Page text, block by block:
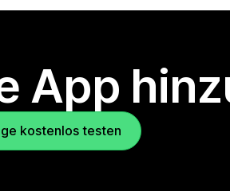
App
kostenlos testen